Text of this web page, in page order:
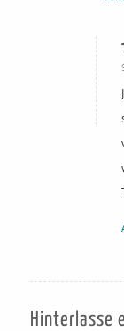
Hinterlasse